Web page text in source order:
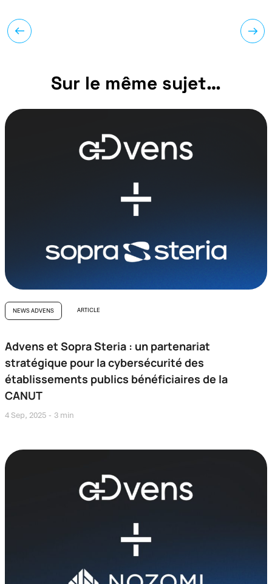
Sur le même sujet…
NEWS ADVENS ARTICLE
Advens et Sopra Steria : un partenariat
stratégique pour la cybersécurité des
établissements publics bénéficiaires de la
CANUT
4 Sep, 2025 3 min